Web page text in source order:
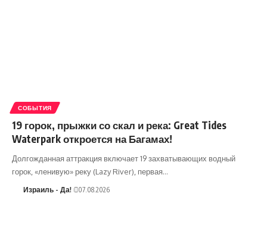
СОБЫТИЯ
19 горок, прыжки со скал и река: Great Tides
Waterpark откроется на Багамах!
Долгожданная аттракция включает 19 захватывающих водный
горок, «ленивую» реку (Lazy River), первая…
Израиль - Да! 07.08.2026